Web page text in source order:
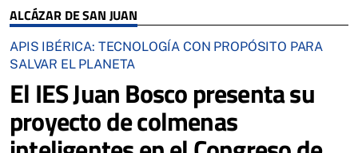
ALCÁZAR DE SAN JUAN
APIS IBÉRICA: TECNOLOGÍA CON PROPÓSITO PARA
SALVAR EL PLANETA
El IES Juan Bosco presenta su
proyecto de colmenas